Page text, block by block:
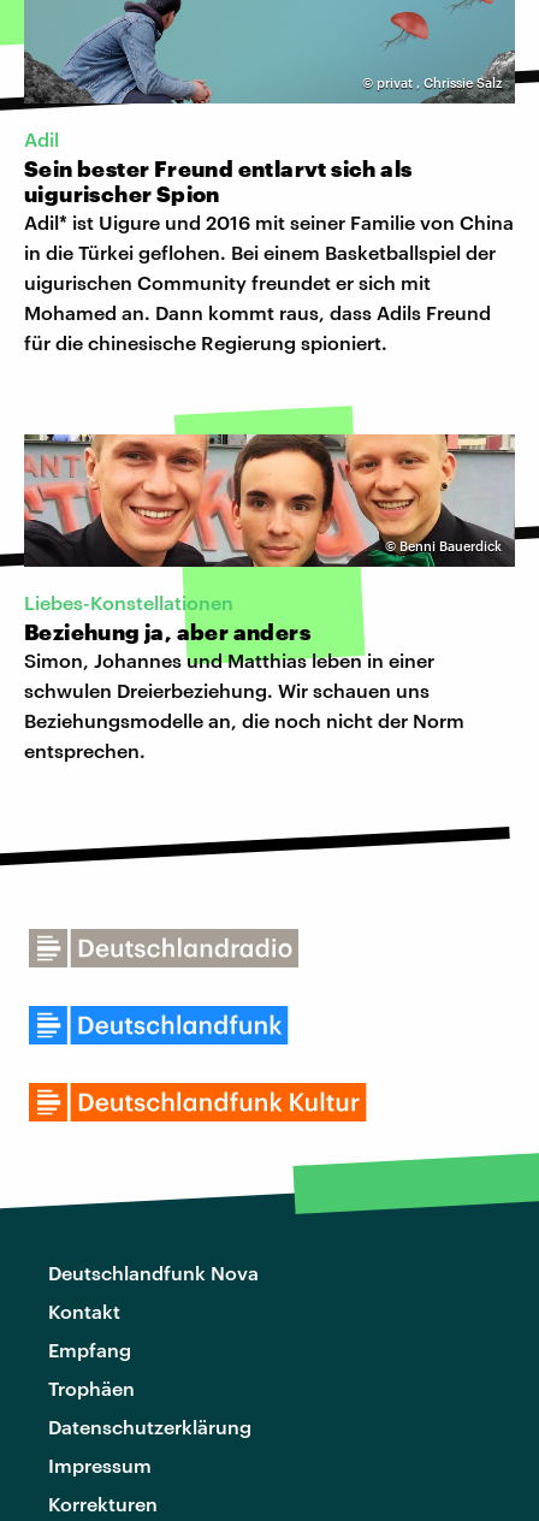
© privat , Chrissie Salz
Adil
Sein bester Freund entlarvt sich als
uigurischer Spion
Adil* ist Uigure und 2016 mit seiner Familie von China
in die Türkei geflohen. Bei einem Basketballspiel der
uigurischen Community freundet er sich mit
Mohamed an. Dann kommt raus, dass Adils Freund
für die chinesische Regierung spioniert.
© Benni Bauerdick
Liebes-Konstellationen
Beziehung ja, aber anders
Simon, Johannes und Matthias leben in einer
schwulen Dreierbeziehung. Wir schauen uns
Beziehungsmodelle an, die noch nicht der Norm
entsprechen.
Deutschlandfunk Nova
Kontakt
Empfang
Trophäen
Datenschutzerklärung
Impressum
Korrekturen